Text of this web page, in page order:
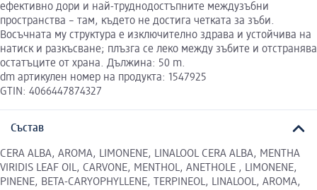
ефективно дори и най-труднодостъпните междузъбни
пространства – там, където не достига четката за зъби.
Восъчната му структура е изключително здрава и устойчива на
натиск и разкъсване; плъзга се леко между зъбите и отстранява
остатъците от храна. Дължина: 50 m.
dm артикулен номер на продукта: 1547925
GTIN: 4066447874327
Състав
CERA ALBA, AROMA, LIMONENE, LINALOOL CERA ALBA, MENTHA
VIRIDIS LEAF OIL, CARVONE, MENTHOL, ANETHOLE , LIMONENE,
PINENE, BETA-CARYOPHYLLENE, TERPINEOL, LINALOOL, AROMA,